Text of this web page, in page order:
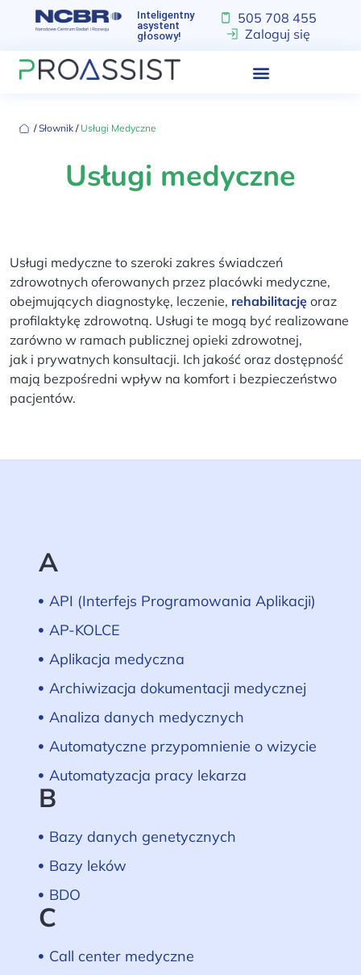
Inteligentny
asystent
głosowy!
505 708 455
Zaloguj się
‏‏‎ ‎/‏‏‎ ‎Słownik ‏‏‎ ‎/‏‏‎ ‎ Usługi Medyczne
Usługi medyczne
Usługi medyczne to szeroki zakres świadczeń
zdrowotnych oferowanych przez placówki medyczne,
obejmujących diagnostykę, leczenie, rehabilitację oraz
profilaktykę zdrowotną. Usługi te mogą być realizowane
zarówno w ramach publicznej opieki zdrowotnej,
jak i prywatnych konsultacji. Ich jakość oraz dostępność
mają bezpośredni wpływ na komfort i bezpieczeństwo
pacjentów.
A
API (Interfejs Programowania Aplikacji)
AP-KOLCE
Aplikacja medyczna
Archiwizacja dokumentacji medycznej
Analiza danych medycznych
Automatyczne przypomnienie o wizycie
Automatyzacja pracy lekarza
B
Bazy danych genetycznych
Bazy leków
BDO
C
Call center medyczne